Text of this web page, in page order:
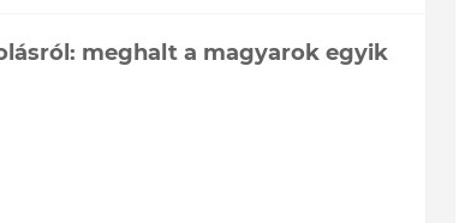
meghalt a magyarok egyik